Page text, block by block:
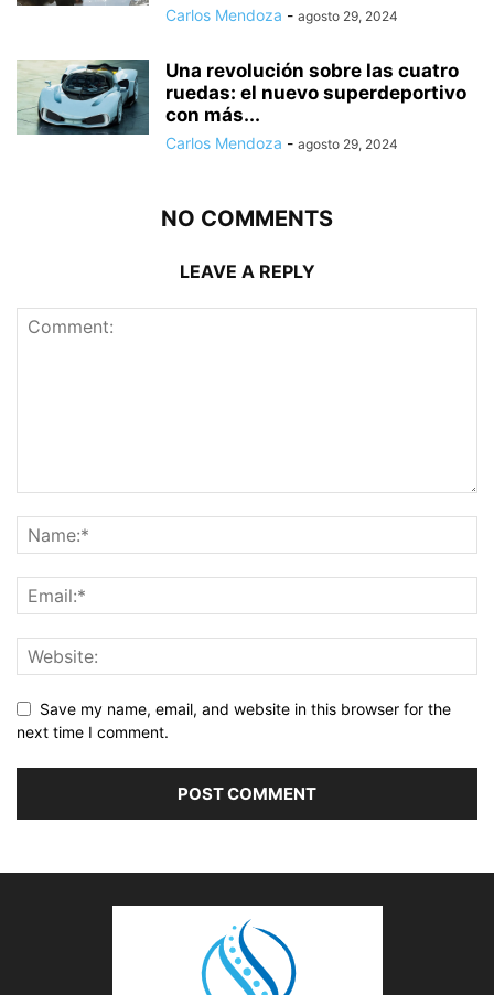
Carlos Mendoza - agosto 29, 2024
Una revolución sobre las cuatro
ruedas: el nuevo superdeportivo
con más...
Carlos Mendoza - agosto 29, 2024
NO COMMENTS
LEAVE A REPLY
Save my name, email, and website in this browser for the
next time I comment.